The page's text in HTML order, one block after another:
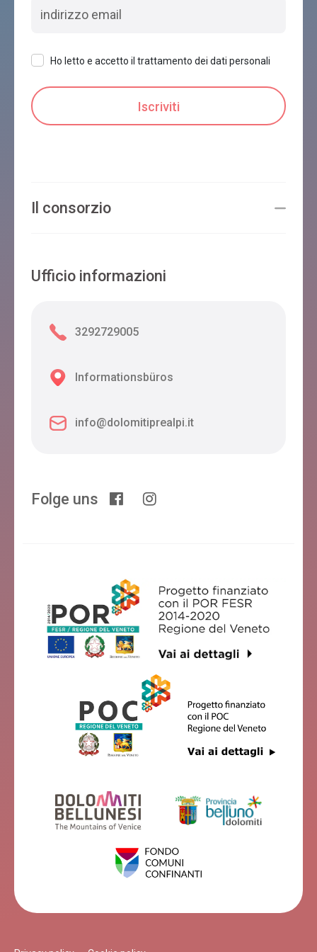
Feltre
AGRITURISMO MENEGUZ AURELIA
B&B AL VINCHETO
Feltre
LA VALLE DELL'ALBERO - S.ANNA
Feltre
VILLA SAN MAURO
Feltre
B&B CASA GIOVANNELLA
Feltre
Ho letto e accetto il trattamento dei dati personali
Il consorzio
Ufficio informazioni
3292729005
Informationsbüros
info@dolomitiprealpi.it
Folge uns